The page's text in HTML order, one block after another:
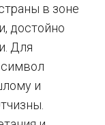
в зоне
достойно
Для
символ
и